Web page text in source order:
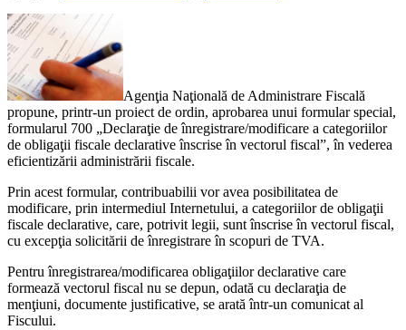
Agenţia Naţională de Administrare Fiscală
propune, printr-un proiect de ordin, aprobarea unui formular special,
formularul 700 „Declaraţie de înregistrare/modificare a categoriilor
de obligaţii fiscale declarative înscrise în vectorul fiscal”, în vederea
eficientizării administrării fiscale.
Prin acest formular, contribuabilii vor avea posibilitatea de
modificare, prin intermediul Internetului, a categoriilor de obligaţii
fiscale declarative, care, potrivit legii, sunt înscrise în vectorul fiscal,
cu excepţia solicitării de înregistrare în scopuri de TVA.
Pentru înregistrarea/modificarea obligaţiilor declarative care
formează vectorul fiscal nu se depun, odată cu declaraţia de
menţiuni, documente justificative, se arată într-un comunicat al
Fiscului.